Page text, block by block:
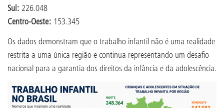
Sul: 226.048
Centro-Oeste: 153.345
Os dados demonstram que o trabalho infantil não é uma realidade
restrita a uma única região e continua representando um desafio
nacional para a garantia dos direitos da infância e da adolescência.